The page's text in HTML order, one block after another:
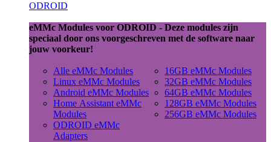
ODROID
eMMc Modules voor ODROID - Deze modules zijn
speciaal door ons voorgeschreven met de software naar
jouw voorkeur!
Alle eMMc Modules
Linux eMMc Modules
Android eMMc Modules
Home Assistant eMMc
Modules
ODROID eMMc
Adapters
16GB eMMc Modules
32GB eMMc Modules
64GB eMMc Modules
128GB eMMc Modules
256GB eMMc Modules